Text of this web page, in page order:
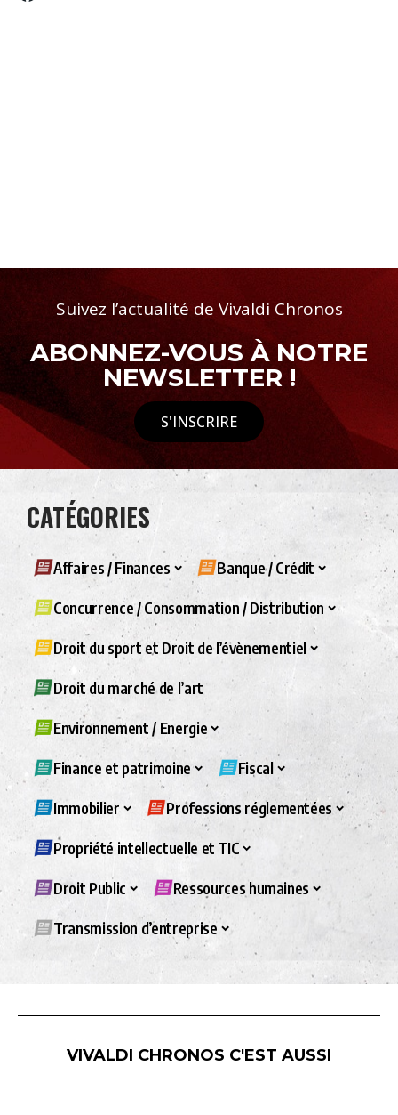
Suivez l’actualité de Vivaldi Chronos
ABONNEZ-VOUS À NOTRE
NEWSLETTER !
S'INSCRIRE
CATÉGORIES
Affaires / Finances Banque / Crédit
Concurrence / Consommation / Distribution
Droit du sport et Droit de l’évènementiel
Droit du marché de l’art
Environnement / Energie
Finance et patrimoine Fiscal
Immobilier Professions réglementées
Propriété intellectuelle et TIC
Droit Public Ressources humaines
Transmission d’entreprise
VIVALDI CHRONOS C'EST AUSSI